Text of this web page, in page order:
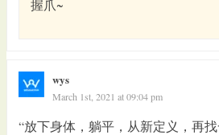
握爪~
wys
March 1st, 2021 at 09:04 pm
“放下身体，躺平，从新定义，再